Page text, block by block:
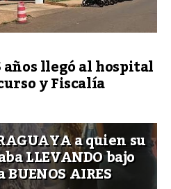
llegó al hospital
y Fiscalía
a quien su
LLEVANDO bajo
AIRES